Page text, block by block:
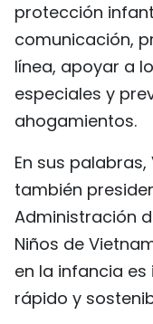
protección
comunicación,
línea, apoyar a
especiales y
ahogamientos.
En sus palabras,
también
Administración
Niños de
en la infancia
rápido y